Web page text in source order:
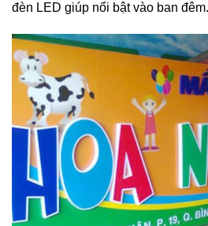
đèn LED giúp nổi bật vào ban đêm.